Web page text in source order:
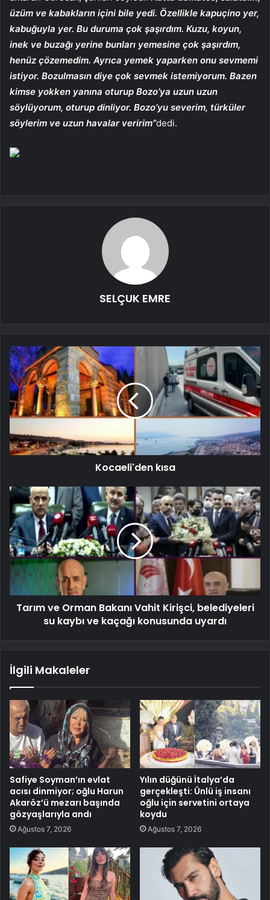
üzüm ve kabakların içini bile yedi. Özellikle kapuçino yer,
kabuğuyla yer. Bu duruma çok şaşırdım. Kuzu, koyun,
inek ve buzağı yerine bunları yemesine çok şaşırdım,
henüz çözemedim. Ayrıca yemek yaparken onu sevmemi
istiyor. Bozulmasın diye çok sevmek istemiyorum. Bazen
kimse yokken yanına oturup Bozo’ya uzun uzun
söylüyorum, oturup dinliyor. Bozo’yu severim, türküler
söylerim ve uzun havalar veririm”dedi.
SELÇUK EMRE
Kocaeli'den kısa
Tarım ve Orman Bakanı Vahit Kirişci, belediyeleri
su kaybı ve kaçağı konusunda uyardı
İlgili Makaleler
Safiye Soyman’ın evlat
acısı dinmiyor; oğlu Harun
Akaröz’ü mezarı başında
gözyaşlarıyla andı
Ağustos 7, 2026
Yılın düğünü İtalya’da
gerçekleşti: Ünlü iş insanı
oğlu için servetini ortaya
koydu
Ağustos 7, 2026